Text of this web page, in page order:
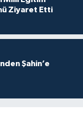
Ziyaret Etti
Şahin’e